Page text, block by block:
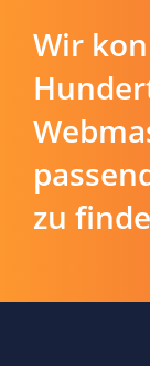
Wir
zu